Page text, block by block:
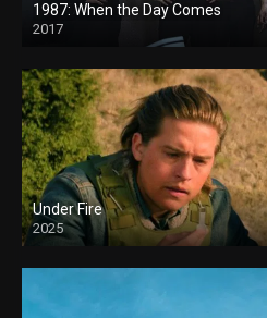
1987: When the Day Comes
2017
Under Fire
2025